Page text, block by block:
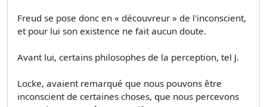
Freud se pose donc en « découvreur » de l'inconscient,
et pour lui son existence ne fait aucun doute.
Avant lui, certains philosophes de la perception, tel J.
Locke, avaient remarqué que nous pouvons être
inconscient de certaines choses, que nous percevons